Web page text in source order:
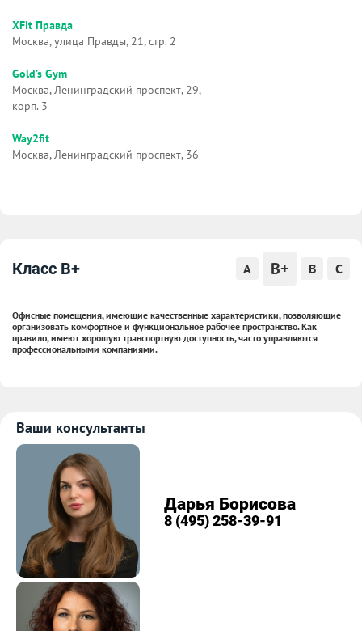
XFit Правда
Москва, улица Правды, 21, стр. 2
Gold’s Gym
Москва, Ленинградский проспект, 29,
корп. 3
Way2fit
Москва, Ленинградский проспект, 36
Класс B+ A B+ B C
Офисные помещения, имеющие качественные характеристики, позволяющие
организовать комфортное и функциональное рабочее пространство. Как
правило, имеют хорошую транспортную доступность, часто управляются
профессиональными компаниями.
Ваши консультанты
Дарья Борисова
8 (495) 258-39-91